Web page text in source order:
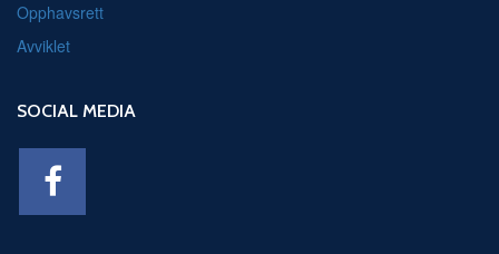
Opphavsrett
Avviklet
SOCIAL MEDIA